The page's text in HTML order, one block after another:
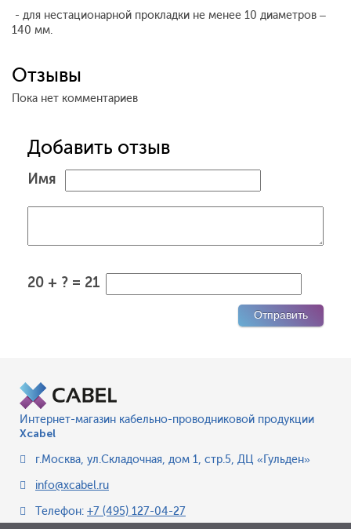
- для нестационарной прокладки не менее 10 диаметров –
140 мм.
Отзывы
Пока нет комментариев
Добавить отзыв
Имя
20 + ? = 21
Интернет-магазин кабельно-проводниковой продукции
Xcabel
г.Москва, ул.Складочная, дом 1, стр.5, ДЦ «Гульден»
info@xcabel.ru
Телефон: +7 (495) 127-04-27